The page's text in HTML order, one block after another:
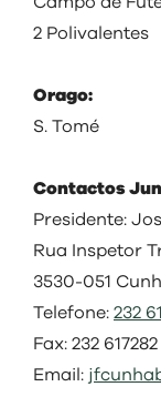
2 Polivalentes
Orago:
S. Tomé
Contactos
Presidente:
Rua Inspetor
3530-051
Telefone: 232
Fax: 232 617282
Email: